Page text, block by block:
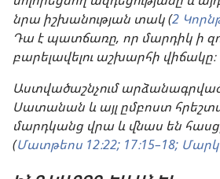
նրա իշխանության տակ (2
Դա է պատճառը, որ մարդիկ ի
բարելավելու աշխարհի վիճակը։
Աստվածաշնչում
Սատանան և այլ ըմբոստ
մարդկանց վրա և վնաս են
(Մատթեոս 12։22; 17։15–18;